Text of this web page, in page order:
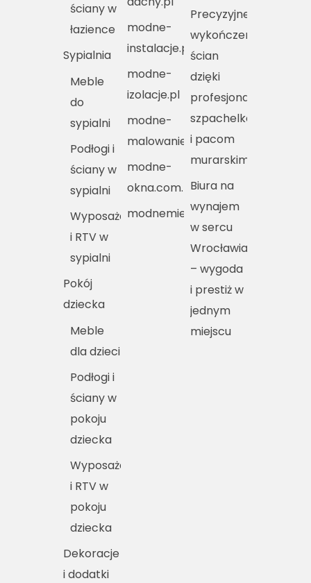
ściany w
łazience
Sypialnia
Meble
do
sypialni
Podłogi i
ściany w
sypialni
Wyposażenie
i RTV w
sypialni
Pokój
dziecka
Meble
dla dzieci
Podłogi i
ściany w
pokoju
dziecka
Wyposażenie
i RTV w
pokoju
dziecka
Dekoracje
i dodatki
modne-
instalacje.pl
modne-
izolacje.pl
modne-
malowanie.pl
modne-
okna.com.pl
modnemieszkania.pl
Precyzyjne
wykończenie
ścian
dzięki
profesjonalnym
szpachelkom
i pacom
murarskim
Biura na
wynajem
w sercu
Wrocławia
– wygoda
i prestiż w
jednym
miejscu